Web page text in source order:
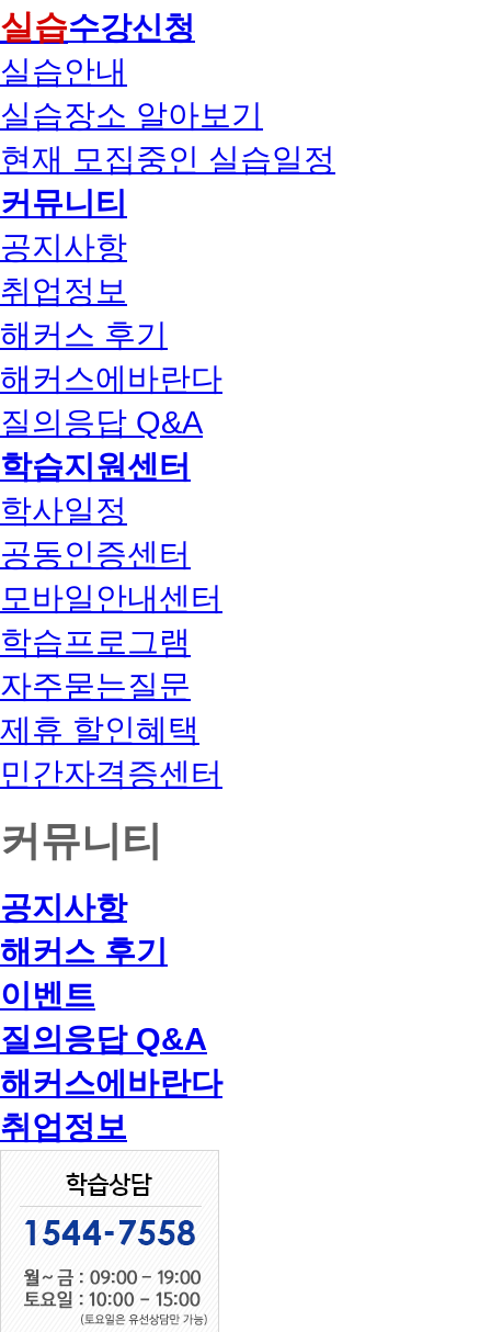
실습수강신청
실습안내
실습장소 알아보기
현재 모집중인 실습일정
커뮤니티
공지사항
취업정보
해커스 후기
해커스에바란다
질의응답 Q&A
학습지원센터
학사일정
공동인증센터
모바일안내센터
학습프로그램
자주묻는질문
제휴 할인혜택
민간자격증센터
커뮤니티
공지사항
해커스 후기
이벤트
질의응답 Q&A
해커스에바란다
취업정보